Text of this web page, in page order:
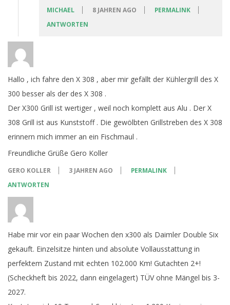
MICHAEL 8 JAHREN AGO
PERMALINK
ANTWORTEN
Hallo , ich fahre den X 308 , aber mir gefällt der Kühlergrill des X
300 besser als der des X 308 .
Der X300 Grill ist wertiger , weil noch komplett aus Alu . Der X
308 Grill ist aus Kunststoff . Die gewölbten Grillstreben des X 308
erinnern mich immer an ein Fischmaul .
Freundliche Grüße Gero Koller
GERO KOLLER 3 JAHREN AGO
PERMALINK
ANTWORTEN
Habe mir vor ein paar Wochen den x300 als Daimler Double Six
gekauft. Einzelsitze hinten und absolute Vollausstattung in
perfektem Zustand mit echten 102.000 Km! Gutachten 2+!
(Scheckheft bis 2022, dann eingelagert) TÜV ohne Mängel bis 3-
2027.